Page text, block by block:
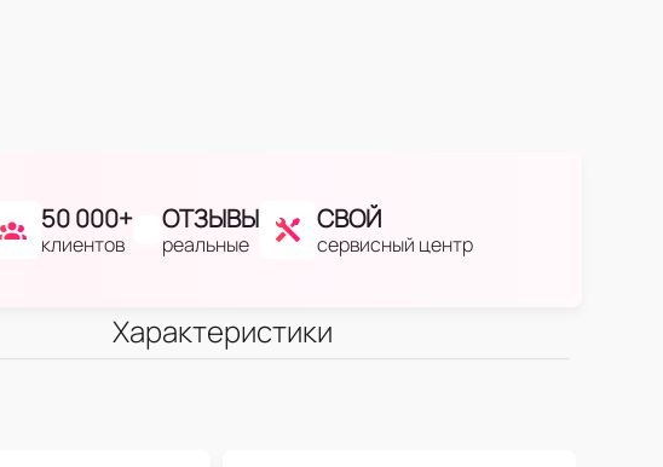
50 000+
клиентов
ОТЗЫВЫ
реальные
СВОЙ
сервисный центр
Характеристики